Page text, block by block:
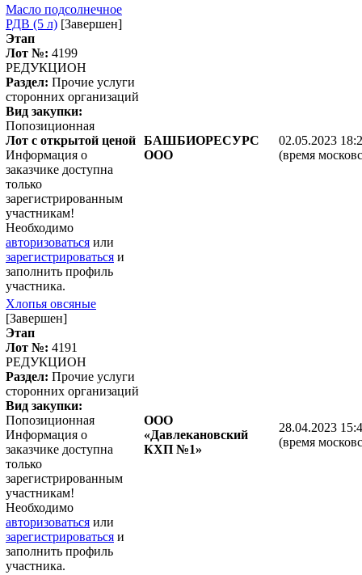
Масло подсолнечное
РДВ (5 л) [Завершен]
Этап
Лот №: 4199
РЕДУКЦИОН
Раздел: Прочие услуги
сторонних организаций
Вид закупки:
Попозиционная
Лот с открытой ценой
Информация о
заказчике доступна
только
зарегистрированным
участникам!
Необходимо
авторизоваться или
зарегистрироваться и
заполнить профиль
участника.
БАШБИОРЕСУРС
ООО
02.05.2023
(время
Хлопья овсяные
[Завершен]
Этап
Лот №: 4191
РЕДУКЦИОН
Раздел: Прочие услуги
сторонних организаций
Вид закупки:
Попозиционная
Информация о
заказчике доступна
только
зарегистрированным
участникам!
Необходимо
авторизоваться или
зарегистрироваться и
заполнить профиль
участника.
ООО
«Давлекановский
КХП №1»
28.04.2023
(время